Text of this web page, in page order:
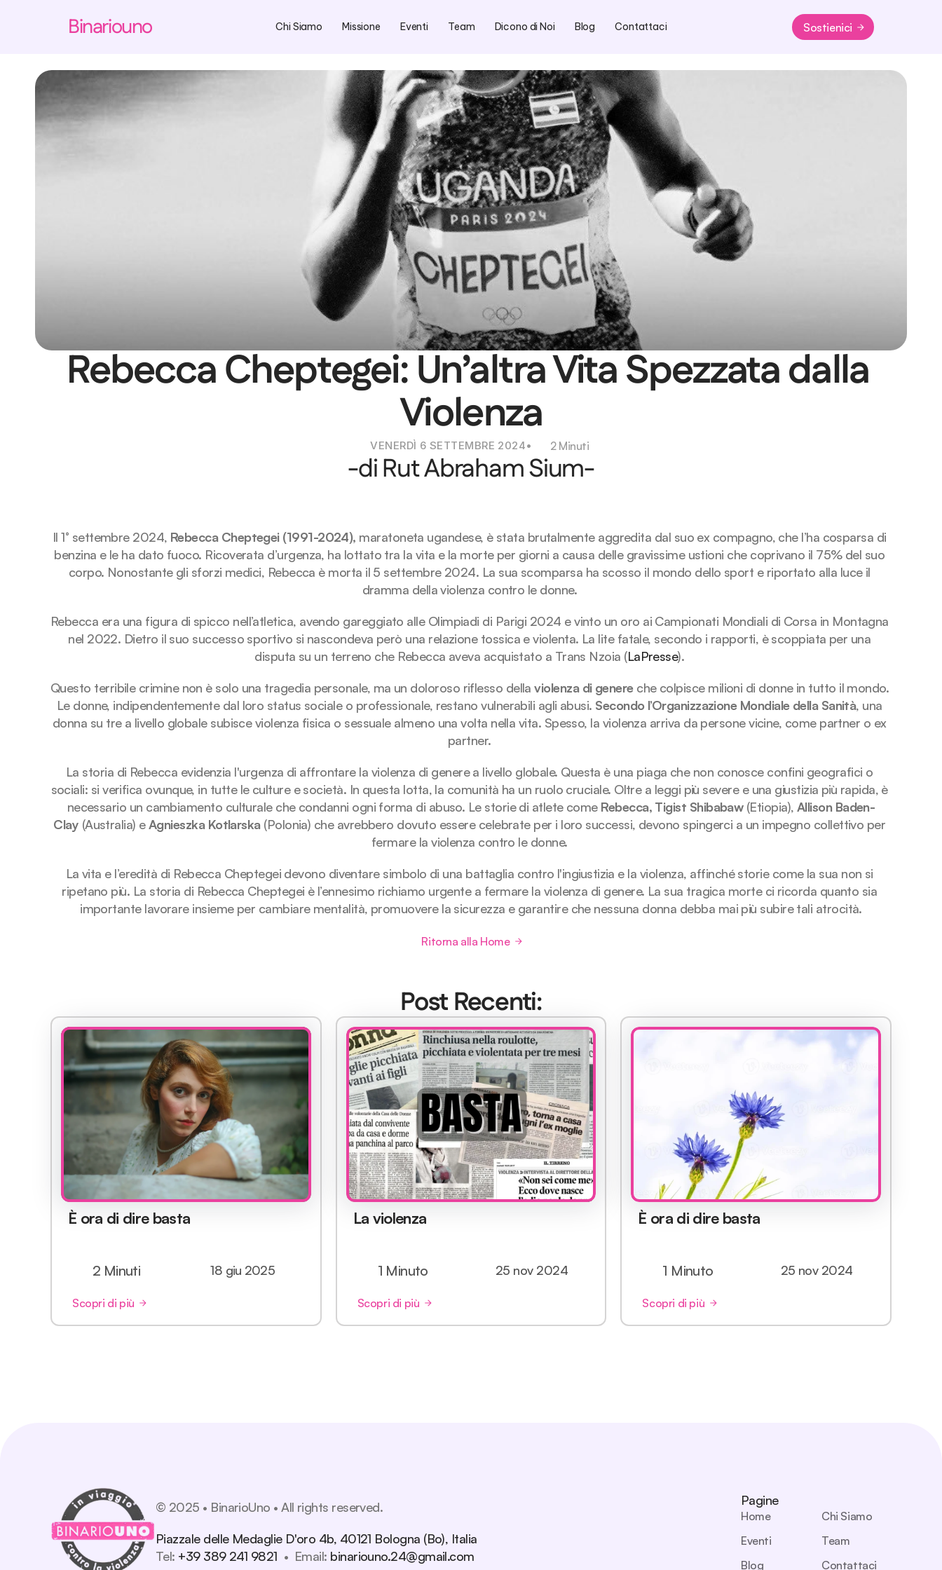
Binariouno Chi Siamo Missione Eventi Team Dicono di Noi Blog Contattaci Sostienici
Rebecca Cheptegei: Un’altra Vita Spezzata dalla
Violenza
VENERDÌ 6 SETTEMBRE 2024• 2 Minuti
-di Rut Abraham Sium-
Il 1° settembre 2024, Rebecca Cheptegei (1991-2024), maratoneta ugandese, è stata brutalmente aggredita dal suo ex compagno, che l’ha cosparsa di
benzina e le ha dato fuoco. Ricoverata d’urgenza, ha lottato tra la vita e la morte per giorni a causa delle gravissime ustioni che coprivano il 75% del suo
corpo. Nonostante gli sforzi medici, Rebecca è morta il 5 settembre 2024. La sua scomparsa ha scosso il mondo dello sport e riportato alla luce il
dramma della violenza contro le donne.
Rebecca era una figura di spicco nell’atletica, avendo gareggiato alle Olimpiadi di Parigi 2024 e vinto un oro ai Campionati Mondiali di Corsa in Montagna
nel 2022. Dietro il suo successo sportivo si nascondeva però una relazione tossica e violenta. La lite fatale, secondo i rapporti, è scoppiata per una
disputa su un terreno che Rebecca aveva acquistato a Trans Nzoia (LaPresse).
Questo terribile crimine non è solo una tragedia personale, ma un doloroso riflesso della violenza di genere che colpisce milioni di donne in tutto il mondo.
Le donne, indipendentemente dal loro status sociale o professionale, restano vulnerabili agli abusi. Secondo l’Organizzazione Mondiale della Sanità, una
donna su tre a livello globale subisce violenza fisica o sessuale almeno una volta nella vita. Spesso, la violenza arriva da persone vicine, come partner o ex
partner.
La storia di Rebecca evidenzia l'urgenza di affrontare la violenza di genere a livello globale. Questa è una piaga che non conosce confini geografici o
sociali: si verifica ovunque, in tutte le culture e società. In questa lotta, la comunità ha un ruolo cruciale. Oltre a leggi più severe e una giustizia più rapida, è
necessario un cambiamento culturale che condanni ogni forma di abuso. Le storie di atlete come Rebecca, Tigist Shibabaw (Etiopia), Allison Baden-
Clay (Australia) e Agnieszka Kotlarska (Polonia) che avrebbero dovuto essere celebrate per i loro successi, devono spingerci a un impegno collettivo per
fermare la violenza contro le donne.
La vita e l’eredità di Rebecca Cheptegei devono diventare simbolo di una battaglia contro l'ingiustizia e la violenza, affinché storie come la sua non si
ripetano più. La storia di Rebecca Cheptegei è l’ennesimo richiamo urgente a fermare la violenza di genere. La sua tragica morte ci ricorda quanto sia
importante lavorare insieme per cambiare mentalità, promuovere la sicurezza e garantire che nessuna donna debba mai più subire tali atrocità.
Ritorna alla Home
Post Recenti:
È ora di dire basta
2 Minuti 18 giu 2025
Scopri di più
La violenza
1 Minuto 25 nov 2024
Scopri di più
È ora di dire basta
1 Minuto 25 nov 2024
Scopri di più
© 2025 • BinarioUno • All rights reserved.
Piazzale delle Medaglie D'oro 4b, 40121 Bologna (Bo), Italia
Tel: +39 389 241 9821
  •  Email:
binariouno.24@gmail.com
Pagine
Home
Chi Siamo
Eventi
Team
Blog
Contattaci